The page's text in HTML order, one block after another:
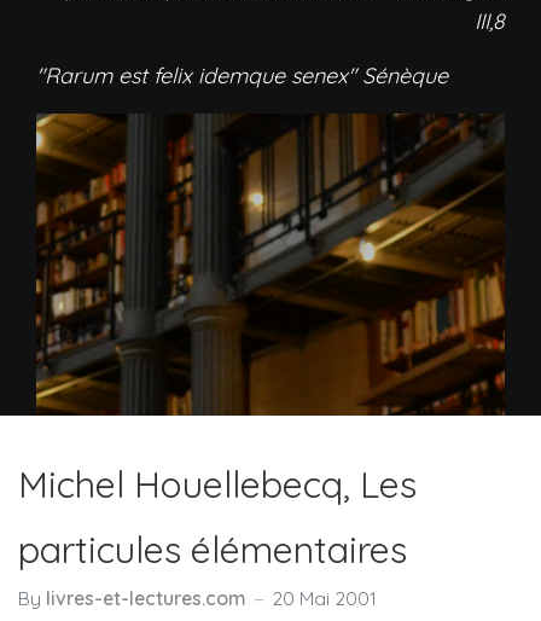
III,8
"Rarum est felix idemque senex" Sénèque
Michel Houellebecq, Les
particules élémentaires
By livres-et-lectures.com 20 Mai 2001